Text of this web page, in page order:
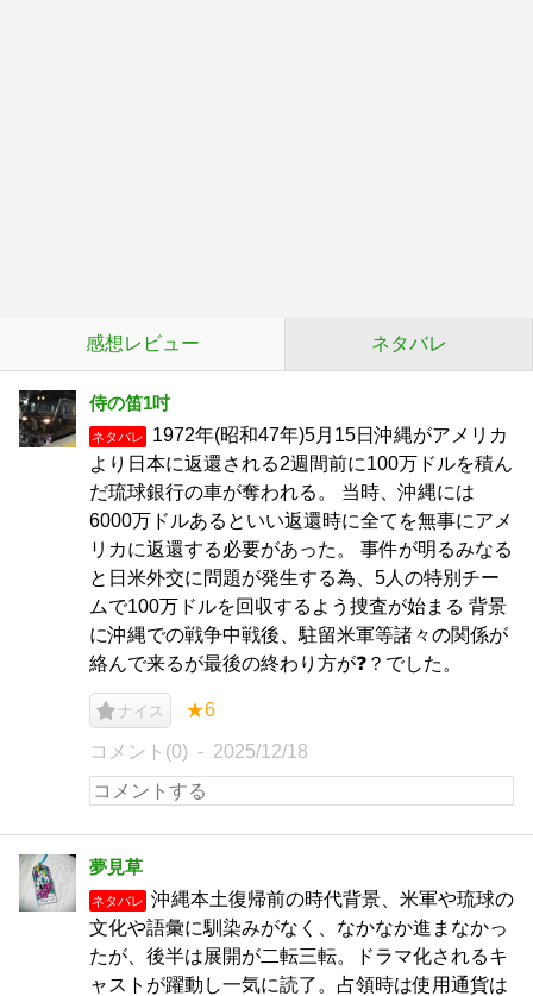
感想レビュー ネタバレ
侍の笛1吋
ネタバレ
1972年(昭和47年)5月15日沖縄がアメリカ
より日本に返還される2週間前に100万ドルを積ん
だ琉球銀行の車が奪われる。 当時、沖縄には
6000万ドルあるといい返還時に全てを無事にアメ
リカに返還する必要があった。 事件が明るみなる
と日米外交に問題が発生する為、5人の特別チー
ムで100万ドルを回収するよう捜査が始まる 背景
に沖縄での戦争中戦後、駐留米軍等諸々の関係が
絡んで来るが最後の終わり方が❓？でした。
ナイス ★6
コメント(0) 2025/12/18
夢見草
ネタバレ
沖縄本土復帰前の時代背景、米軍や琉球の
文化や語彙に馴染みがなく、なかなか進まなかっ
たが、後半は展開が二転三転。ドラマ化されるキ
ャストが躍動し一気に読了。占領時は使用通貨は